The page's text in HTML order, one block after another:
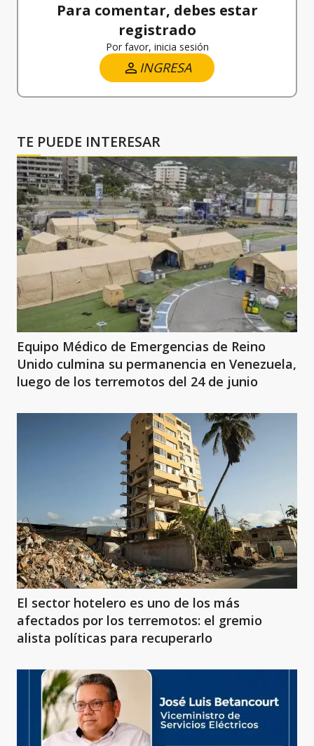
Para comentar, debes estar
registrado
Por favor, inicia sesión
INGRESA
TE PUEDE INTERESAR
Equipo Médico de Emergencias de Reino
Unido culmina su permanencia en Venezuela,
luego de los terremotos del 24 de junio
El sector hotelero es uno de los más
afectados por los terremotos: el gremio
alista políticas para recuperarlo